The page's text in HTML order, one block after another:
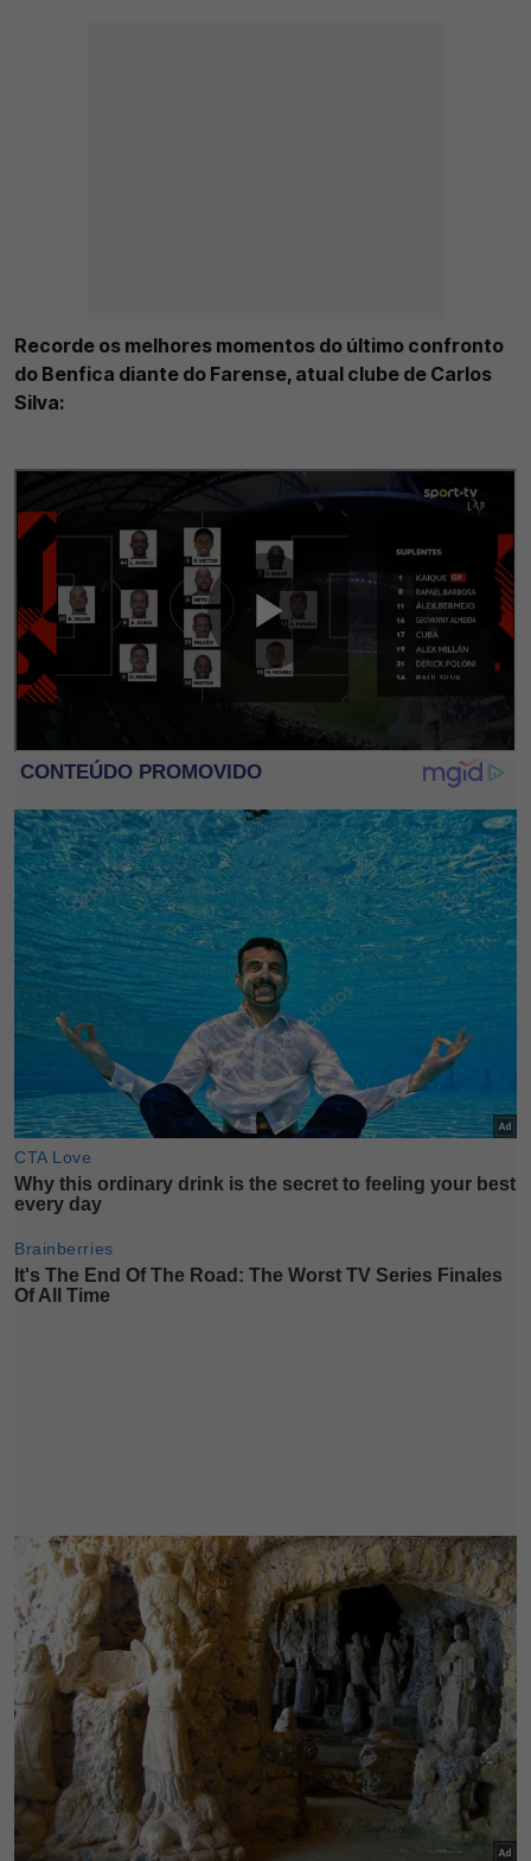
Recorde os melhores momentos do último confronto
do Benfica diante do Farense, atual clube de Carlos
Silva: